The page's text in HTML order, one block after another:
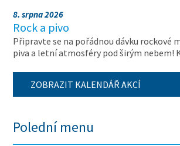
8. srpna 2026
Rock a pivo
Připravte se na pořádnou dávku rockové
piva a letní atmosféry pod širým nebem!
ZOBRAZIT KALENDÁŘ AKCÍ
Polední menu